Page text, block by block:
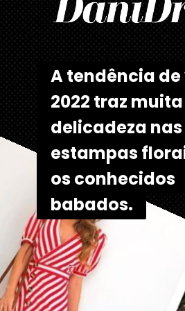
A tendência
2022 traz
delicadeza nas
estampas
os conhecidos
babados.
A tendência
2022 traz
delicadeza nas
estampas
os conhecidos
babados.